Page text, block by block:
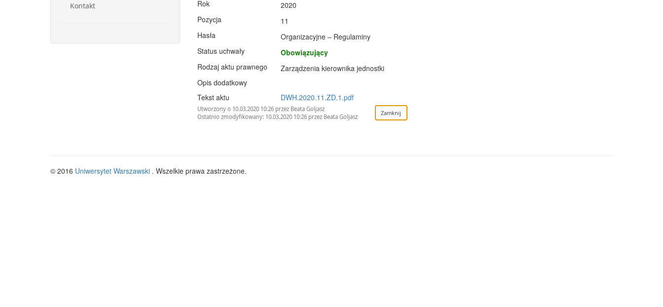
Kontakt
Rok
2020
Pozycja
11
Hasła
Organizacyjne – Regulaminy
Status uchwały
Obowiązujący
Rodzaj aktu prawnego
Zarządzenia kierownika jednostki
Opis dodatkowy
Tekst aktu
DWH.2020.11.ZD.1.pdf
Utworzony o 10.03.2020 10:26 przez Beata Goljasz
Ostatnio zmodyfikowany: 10.03.2020 10:26 przez Beata Goljasz
© 2016 Uniwersytet Warszawski . Wszelkie prawa zastrzeżone.